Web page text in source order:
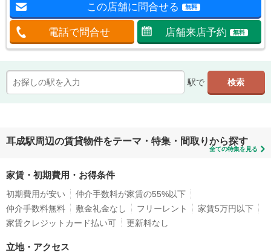
この店舗に問合せる 無料
電話で問合せ 店舗来店予約 無料
駅で
耳成駅周辺の賃貸物件をテーマ・特集・間取りから探す
全ての特集を見る
家賃・初期費用・お得条件
初期費用が安い
仲介手数料が家賃の55%以下
仲介手数料無料
敷金礼金なし フリーレント
家賃5万円以下
家賃クレジットカード払い可
更新料なし
立地・アクセス